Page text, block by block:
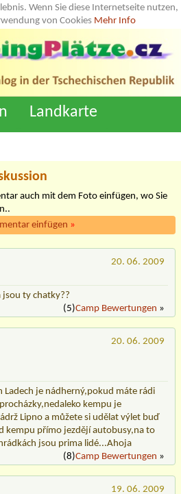
Wenn Sie diese Internetseite nutzen,
von Cookies Mehr Info
Landkarte
auch mit dem Foto einfügen, wo Sie
einfügen »
20. 06. 2009
jsou ty chatky??
(5)Camp Bewertungen »
20. 06. 2009
Ladech je nádherný,pokud máte rádi
kempu je
Lipno a můžete si udělat výlet buď
kempu přímo jezdějí autobusy,na to
jsou prima lidé...Ahoja
(8)Camp Bewertungen »
19. 06. 2009